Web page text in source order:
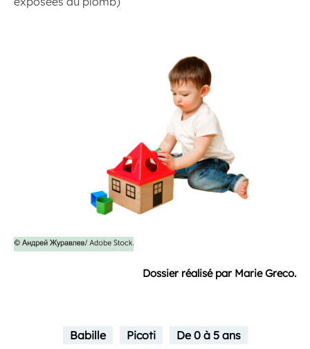
Dossier réalisé par Marie Greco.
Babille Picoti De 0 à 5 ans